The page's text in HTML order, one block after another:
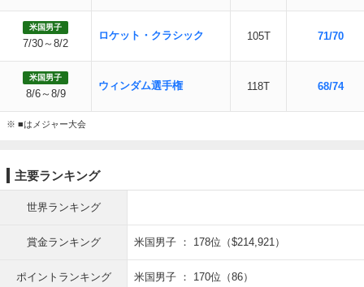
米国男子
7/30～8/2
ロケット・クラシック 105T 71/70
米国男子
8/6～8/9
ウィンダム選手権 118T 68/74
※ ■はメジャー大会
主要ランキング
世界ランキング
賞金ランキング 米国男子 ： 178位（$214,921）
ポイントランキング 米国男子 ： 170位（86）